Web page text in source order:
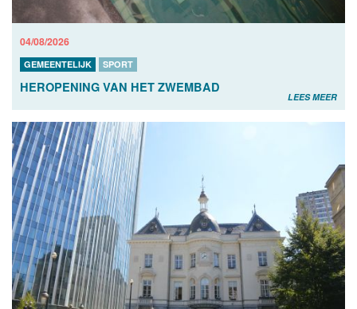
04/08/2026
GEMEENTELIJK SPORT
HEROPENING VAN HET ZWEMBAD
LEES MEER